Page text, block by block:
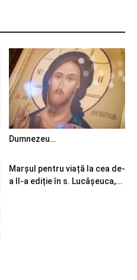
Dumnezeu…
Marșul pentru viață la cea de-
a II-a ediție în s. Lucășeuca,...